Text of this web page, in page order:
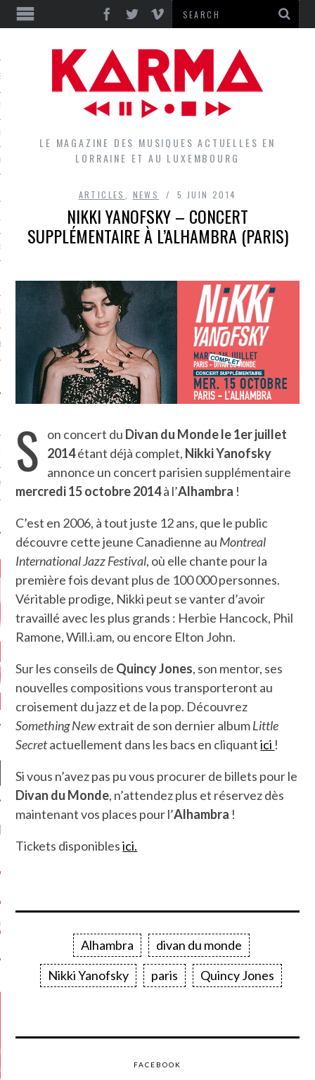
GROUPES DU LOCAL
CRITIQUES
– HEL...
LE MAGAZINE DES MUSIQUES ACTUELLES EN
LORRAINE ET AU LUXEMBOURG
ARTICLES NEWS 5 JUIN 2014
NIKKI YANOFSKY – CONCERT
SUPPLÉMENTAIRE À L’ALHAMBRA (PARIS)
S on concert du Divan du Monde le 1er juillet
2014étant déjà complet, Nikki Yanofsky
annonce un concert parisien supplémentaire
mercredi 15 octobre 2014à l’Alhambra !
C’est en 2006, à tout juste 12 ans, que le public
découvre cette jeune Canadienne au Montreal
International Jazz Festival, où elle chante pour la
première fois devant plus de 100 000 personnes.
Véritable prodige, Nikki peut se vanter d’avoir
travaillé avec les plus grands : Herbie Hancock, Phil
Ramone, Will.i.am, ou encore Elton John.
Sur les conseils de Quincy Jones, son mentor, ses
nouvelles compositions vous transporteront au
croisement du jazz et de la pop. Découvrez
Something Newextrait de son dernier albumLittle
Secretactuellement dans les bacs en cliquantici !
Si vous n’avez pas pu vous procurer de billets pour le
Divan du Monde, n’attendez plus et réservez dès
maintenant vos places pour l’Alhambra !
Tickets disponiblesici.
Alhambra
divan du monde
Nikki Yanofsky
paris Quincy Jones
FACEBOOK